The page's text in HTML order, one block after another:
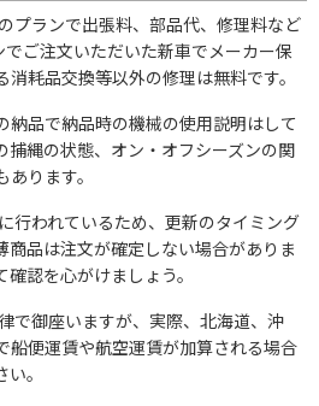
プランで出張料、部品代、修理料など
ご注文いただいた新車でメーカー保
耗品交換等以外の修理は無料です。
納品で納品時の機械の使用説明はして
捕縄の状態、オン・オフシーズンの関
ります。
行われているため、更新のタイミング
商品は注文が確定しない場合がありま
認を心がけましょう。
で御座いますが、実際、北海道、沖
船便運賃や航空運賃が加算される場合
。